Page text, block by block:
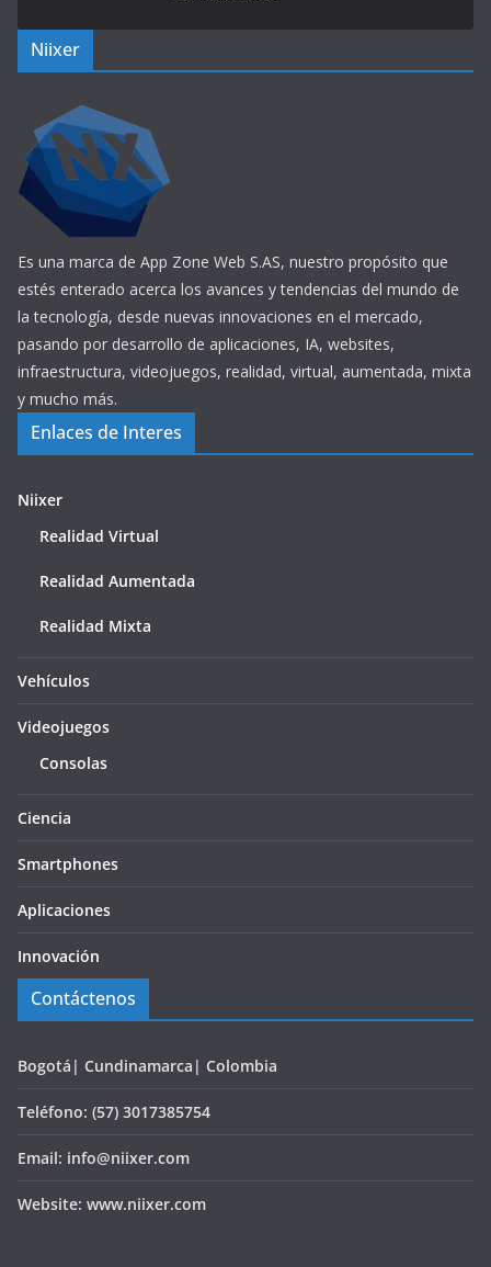
Niixer
Es una marca de App Zone Web S.AS, nuestro propósito que
estés enterado acerca los avances y tendencias del mundo de
la tecnología, desde nuevas innovaciones en el mercado,
pasando por desarrollo de aplicaciones, IA, websites,
infraestructura, videojuegos, realidad, virtual, aumentada, mixta
y mucho más.
Enlaces de Interes
Niixer
Realidad Virtual
Realidad Aumentada
Realidad Mixta
Vehículos
Videojuegos
Consolas
Ciencia
Smartphones
Aplicaciones
Innovación
Contáctenos
Bogotá| Cundinamarca| Colombia
Teléfono: (57) 3017385754
Email: info@niixer.com
Website: www.niixer.com